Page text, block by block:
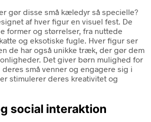
gør disse små kæledyr så specielle?
af hver figur en visuel fest. De
former og størrelser, fra nuttede
og eksotiske fugle. Hver figur ser
de har også unikke træk, der gør dem
Det giver børn mulighed for
små venner og engagere sig i
stimulerer deres kreativitet og
social interaktion